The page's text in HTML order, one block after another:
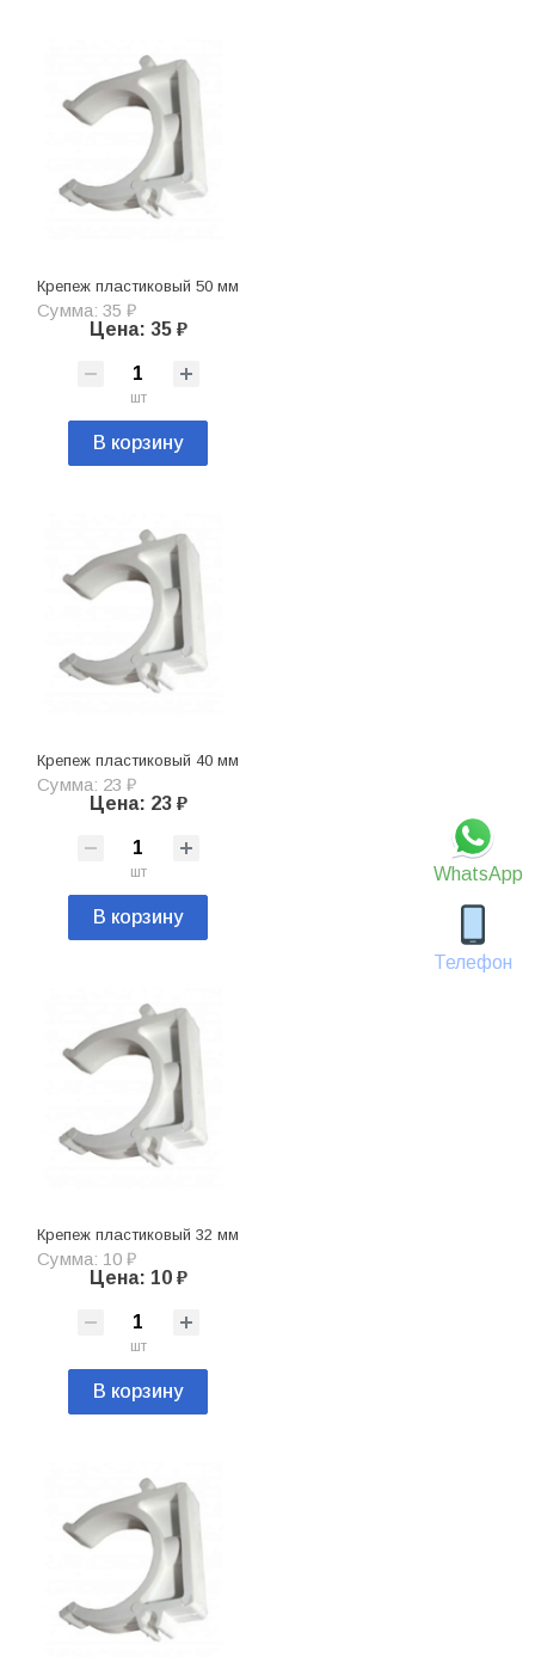
WhatsApp
Телефон
Крепеж пластиковый 50 мм
Сумма: 35 ₽
Цена: 35 ₽
шт
В корзину
Крепеж пластиковый 40 мм
Сумма: 23 ₽
Цена: 23 ₽
шт
В корзину
Крепеж пластиковый 32 мм
Сумма: 10 ₽
Цена: 10 ₽
шт
В корзину